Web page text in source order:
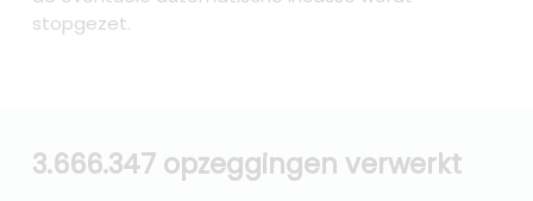
stopgezet.
3.666.347 opzeggingen verwerkt